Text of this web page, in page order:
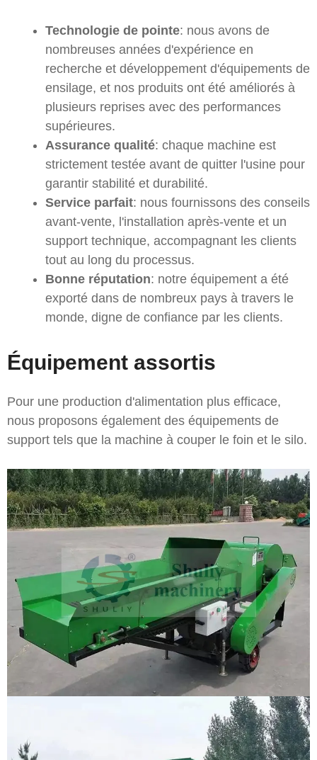
Technologie de pointe: nous avons de
nombreuses années d'expérience en
recherche et développement d'équipements de
ensilage, et nos produits ont été améliorés à
plusieurs reprises avec des performances
supérieures.
Assurance qualité: chaque machine est
strictement testée avant de quitter l'usine pour
garantir stabilité et durabilité.
Service parfait: nous fournissons des conseils
avant-vente, l'installation après-vente et un
support technique, accompagnant les clients
tout au long du processus.
Bonne réputation: notre équipement a été
exporté dans de nombreux pays à travers le
monde, digne de confiance par les clients.
Équipement assortis
Pour une production d'alimentation plus efficace,
nous proposons également des équipements de
support tels que la machine à couper le foin et le silo.